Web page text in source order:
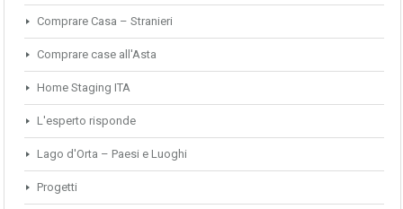
Comprare Casa – Stranieri
Comprare case all'Asta
Home Staging ITA
L'esperto risponde
Lago d'Orta – Paesi e Luoghi
Progetti